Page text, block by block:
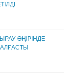
ӨҢІРІНДЕ